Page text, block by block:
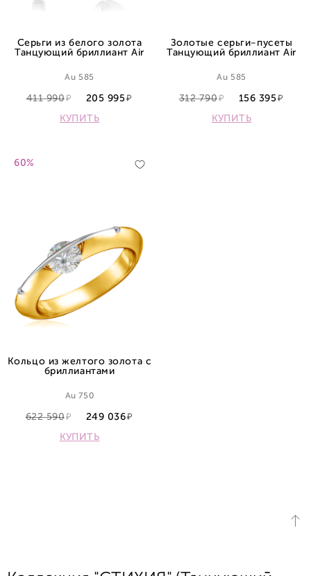
Серьги из белого золота
Танцующий бриллиант Air
Au 585
411 990
205 995
КУПИТЬ
Золотые серьги-пусеты
Танцующий бриллиант Air
Au 585
312 790
156 395
КУПИТЬ
60%
Кольцо из желтого золота с
бриллиантами
Au 750
622 590
249 036
КУПИТЬ